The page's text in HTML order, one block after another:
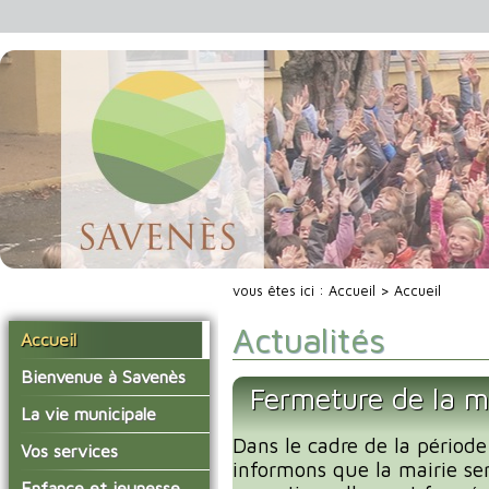
Accueil
Bienvenue à Savenès
Situer Savenès
Savenès en chiffre
L'histoire du village
La vie municipale
Vos élus
Les compte-rendus du
Vos services
La mairie
vous êtes ici : Accueil > Accueil
Actualités
Fermeture de la
Dans le cadre de la
informons que la mairie